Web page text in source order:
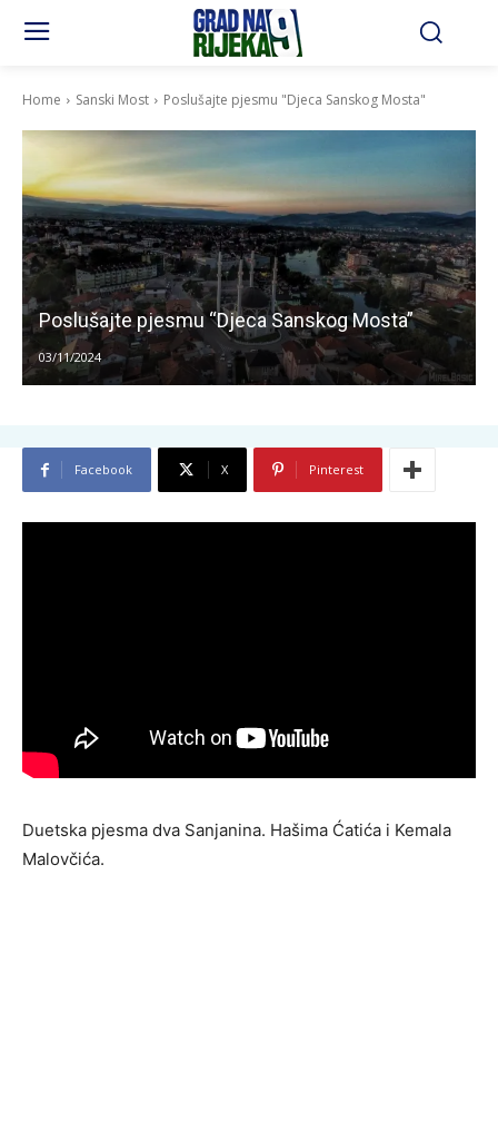
Home Sanski Most Poslušajte pjesmu "Djeca Sanskog Mosta"
Poslušajte pjesmu “Djeca Sanskog Mosta”
03/11/2024
Facebook X Pinterest
Duetska pjesma dva Sanjanina. Hašima Ćatića i Kemala
Malovčića.